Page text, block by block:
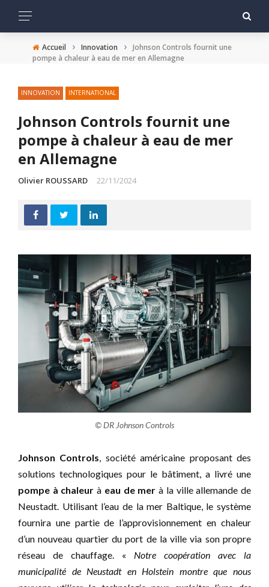
Accueil › Innovation › Johnson Controls fournit une
pompe à chaleur à eau de mer en Allemagne
INNOVATION INTERNATIONAL
Johnson Controls fournit une
pompe à chaleur à eau de mer
en Allemagne
Olivier ROUSSARD 22/11/2024
© DR Johnson Controls
Johnson Controls, société américaine proposant des
solutions technologiques pour le bâtiment, a livré une
pompe à chaleur à eau de mer à la ville allemande de
Neustadt. Utilisant l’eau de la mer Baltique, le système
fournira une partie de l’approvisionnement en chaleur
d’un nouveau quartier du port de la ville via son propre
réseau de chauffage. « Notre coopération avec la
municipalité de Neustadt en Holstein montre que nous